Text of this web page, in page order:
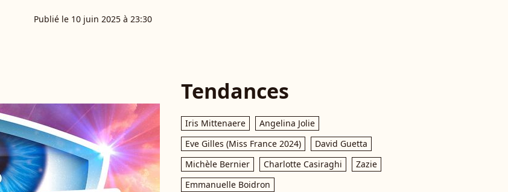
Publié le 10 juin 2025 à 23:30
Tendances
Iris Mittenaere
Angelina Jolie
Eve Gilles (Miss France 2024)
David Guetta
Michèle Bernier
Charlotte Casiraghi
Zazie
Emmanuelle Boidron